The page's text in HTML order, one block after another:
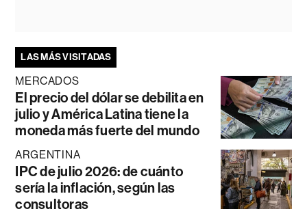
LAS MÁS VISITADAS
MERCADOS
El precio del dólar se debilita en
julio y América Latina tiene la
moneda más fuerte del mundo
ARGENTINA
IPC de julio 2026: de cuánto
sería la inflación, según las
consultoras